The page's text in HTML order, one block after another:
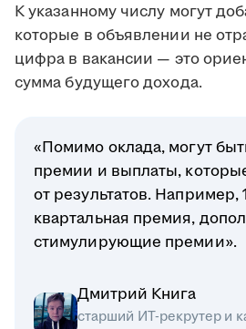
К указанному числу могут
которые в объявлении не
цифра в вакансии — это
сумма будущего дохода.
«Помимо оклада, могут
премии и выплаты,
от результатов. Например,
квартальная премия,
стимулирующие премии».
Дмитрий Книга
старший ИТ-рекрутер и